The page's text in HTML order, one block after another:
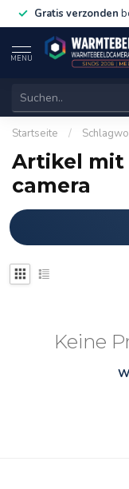
Gratis verzonden
MENU
Startseite /
Artikel mit
camera
Keine